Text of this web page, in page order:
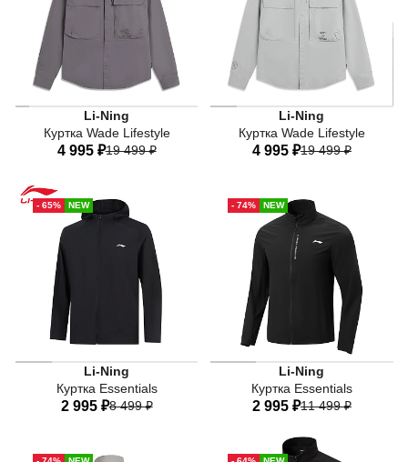
Li-Ning
Куртка Wade Lifestyle
4 995 ₽19 499 ₽
44 46
Li-Ning
Куртка Wade Lifestyle
4 995 ₽19 499 ₽
44 46
- 65% NEW
Li-Ning
Куртка Essentials
Мужская куртка с капюшоном Li-Ning из коллекции
2 995 ₽8 499 ₽
44 46 48
- 74% NEW
Li-Ning
Куртка Essentials
Мужская спортивная
2 995 ₽11 499 ₽
44 46 48 50